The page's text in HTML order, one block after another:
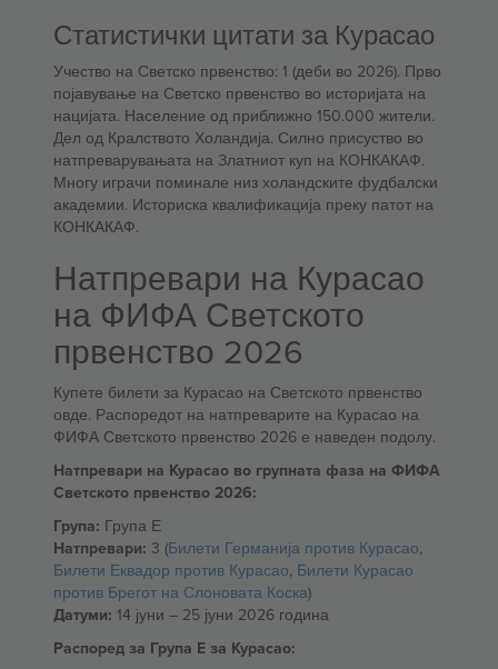
Статистички цитати за Курасао
Учество на Светско првенство: 1 (деби во 2026). Прво
појавување на Светско првенство во историјата на
нацијата. Население од приближно 150.000 жители.
Дел од Кралството Холандија. Силно присуство во
натпреварувањата на Златниот куп на КОНКАКАФ.
Многу играчи поминале низ холандските фудбалски
академии. Историска квалификација преку патот на
КОНКАКАФ.
Натпревари на Курасао
на ФИФА Светското
првенство 2026
Купете билети за Курасао на Светското првенство
овде. Распоредот на натпреварите на Курасао на
ФИФА Светското првенство 2026 е наведен подолу.
Натпревари на Курасао во групната фаза на ФИФА
Светското првенство 2026:
Група: Група Е
Натпревари: 3 (Билети Германија против Курасао,
Билети Еквадор против Курасао, Билети Курасао
против Брегот на Слоновата Коска)
Датуми: 14 јуни – 25 јуни 2026 година
Распоред за Група Е за Курасао: